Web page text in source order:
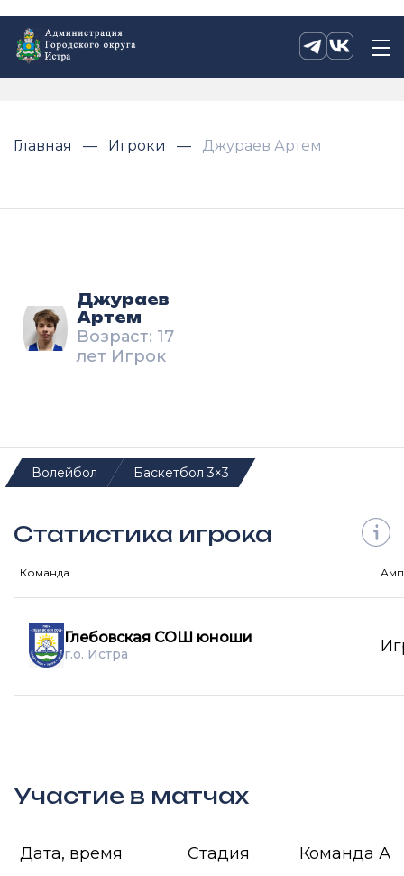
Главная Игроки Джураев Артем
Джураев
Артем
Возраст: 17
лет Игрок
Волейбол Баскетбол 3×3
Статистика игрока
Команда
Глебовская СОШ юноши
г.о. Истра
Участие в матчах
Дата, время Стадия Команда А